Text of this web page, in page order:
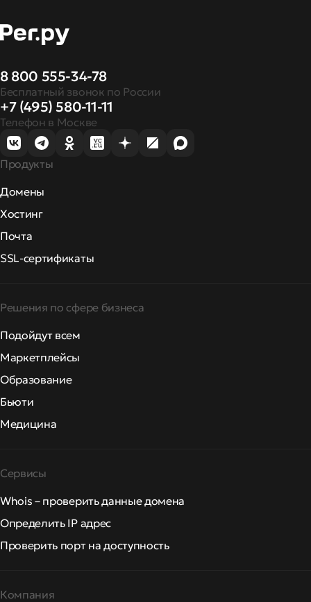
8 800 555-34-78
Бесплатный звонок по России
+7 (495) 580-11-11
Телефон в Москве
Продукты
Домены
Хостинг
Почта
SSL-сертификаты
Решения по сфере бизнеса
Подойдут всем
Маркетплейсы
Образование
Бьюти
Медицина
Сервисы
Whois – проверить данные домена
Определить IP адрес
Проверить порт на доступность
Компания